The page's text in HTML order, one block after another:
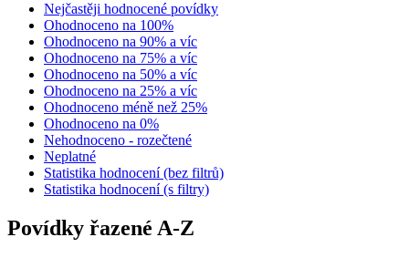
Nejčastěji hodnocené povídky
Ohodnoceno na 100%
Ohodnoceno na 90% a víc
Ohodnoceno na 75% a víc
Ohodnoceno na 50% a víc
Ohodnoceno na 25% a víc
Ohodnoceno méně než 25%
Ohodnoceno na 0%
Nehodnoceno - rozečtené
Neplatné
Statistika hodnocení (bez filtrů)
Statistika hodnocení (s filtry)
Povídky řazené A-Z